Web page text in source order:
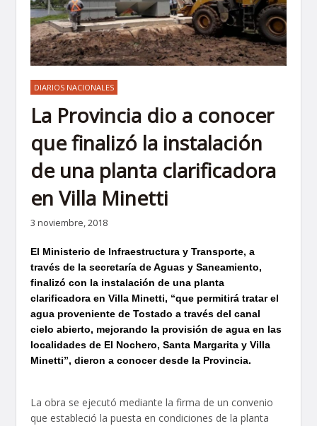
DIARIOS NACIONALES
La Provincia dio a conocer
que finalizó la instalación
de una planta clarificadora
en Villa Minetti
3 noviembre, 2018
El Ministerio de Infraestructura y Transporte, a
través de la secretaría de Aguas y Saneamiento,
finalizó con la instalación de una planta
clarificadora en Villa Minetti, “que permitirá tratar el
agua proveniente de Tostado a través del canal
cielo abierto, mejorando la provisión de agua en las
localidades de El Nochero, Santa Margarita y Villa
Minetti”, dieron a conocer desde la Provincia.
La obra se ejecutó mediante la firma de un convenio
que estableció la puesta en condiciones de la planta